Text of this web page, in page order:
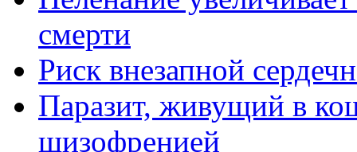
смерти
Риск внезапной
Паразит, живущий в
шизофренией